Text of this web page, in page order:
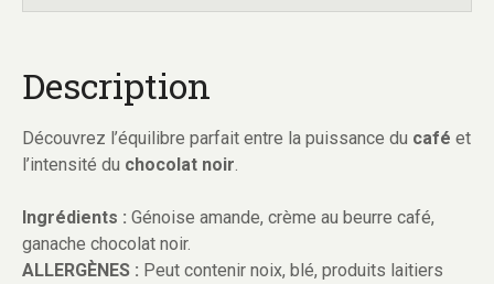
Description
Découvrez l’équilibre parfait entre la puissance du café et
l’intensité du chocolat noir
Ingrédients : Génoise amande, crème au beurre café,
ganache chocolat noir.
ALLERGÈNES : Peut contenir noix, blé, produits laitiers